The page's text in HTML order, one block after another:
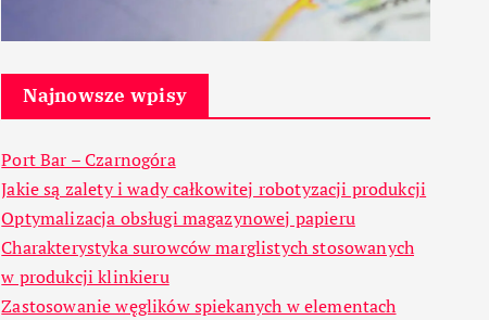
Najnowsze wpisy
Port Bar – Czarnogóra
Jakie są zalety i wady całkowitej robotyzacji produkcji
Optymalizacja obsługi magazynowej papieru
Charakterystyka surowców marglistych stosowanych
w produkcji klinkieru
Zastosowanie węglików spiekanych w elementach